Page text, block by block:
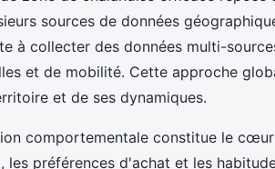
sources de données
à collecter des données multi-
et de mobilité. Cette approche
et de ses dynamiques.
comportementale constitue le
les préférences d'achat et les